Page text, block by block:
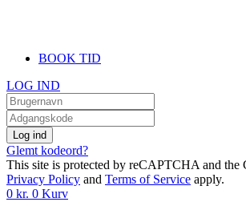
BOOK TID
LOG IND
Log ind
Glemt kodeord?
This site is protected by reCAPTCHA and the
Privacy Policy and Terms of Service apply.
0 kr. 0 Kurv